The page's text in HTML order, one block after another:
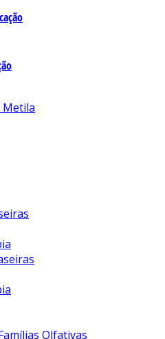
Metila
Olfativas